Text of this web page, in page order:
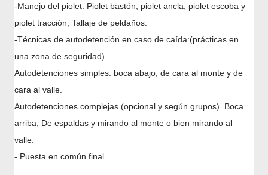
-Manejo del piolet: Piolet bastón, piolet ancla, piolet escoba y
piolet tracción, Tallaje de peldaños.
-Técnicas de autodetención en caso de caída:(prácticas en
una zona de seguridad)
Autodetenciones simples: boca abajo, de cara al monte y de
cara al valle.
Autodetenciones complejas (opcional y según grupos). Boca
arriba, De espaldas y mirando al monte o bien mirando al
valle.
- Puesta en común final.